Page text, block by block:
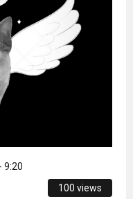
9:20
100 views